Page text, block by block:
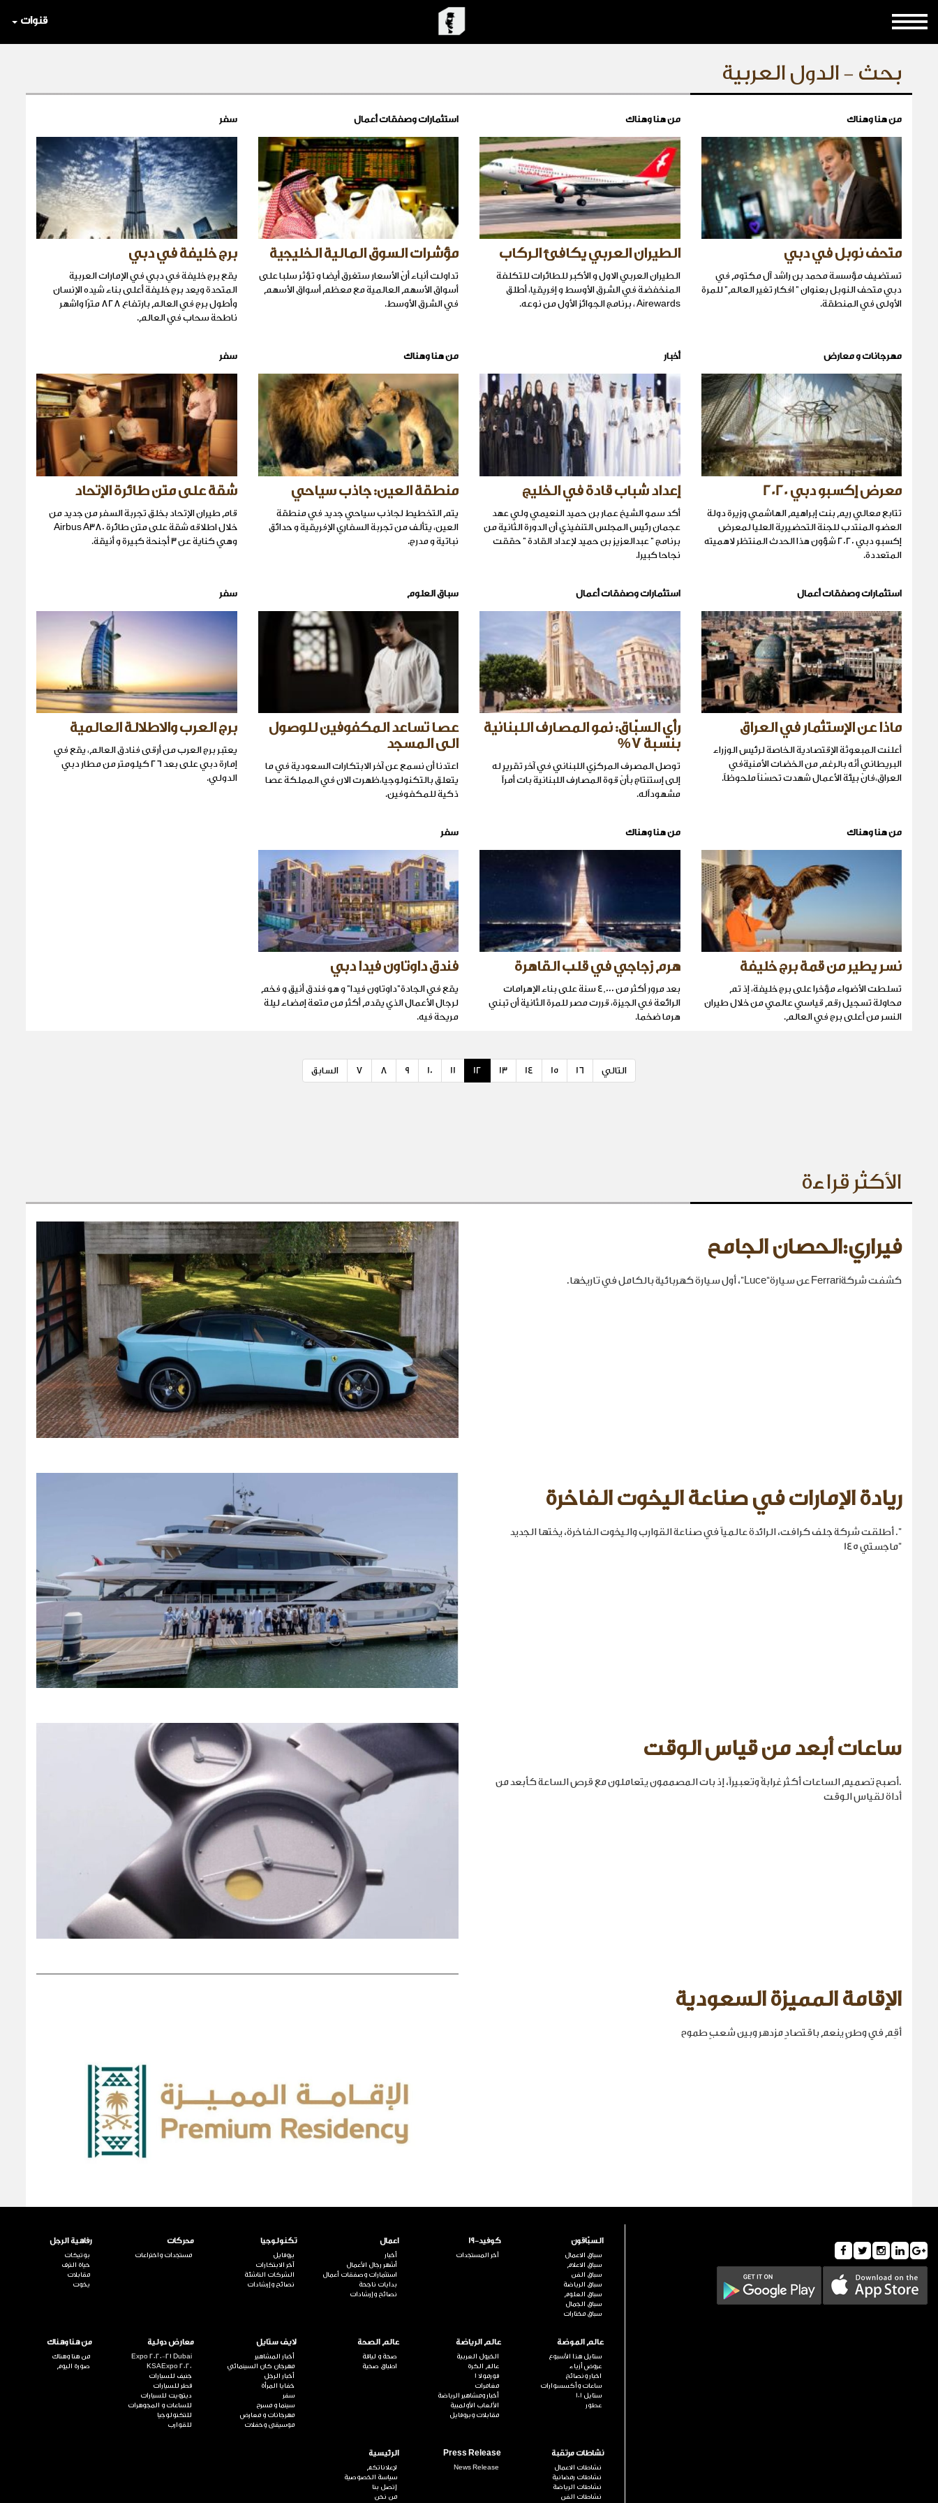
قنوات
بحث - الدول العربية
من هنا وهناك
متحف نوبل في دبي
تستضيف مؤسسة محمد بن راشد آل مكتوم في
دبي متحف النوبل بعنوان " افكار تغير العالم" للمرة
الأولى في المنطقة.
من هنا وهناك
الطيران العربي يكافئ الركاب
الطيران العربي الاول و الأكبر للطائرات للتكلفة
المنخفضة في الشرق الأوسط و إفريقيا، أطلق
Airewards ، برنامج الجوائز الأول من نوعه.
استثمارات وصفقات أعمال
مؤشرات السوق المالية الخليجية
تداولت أنباء أنّ الأسعار ستغرق أيضا و تؤثر سلبا على
أسواق الأسهم العالمية مع معظم أسواق الأسهم
في الشرق الأوسط.
سفر
برج خليفة في دبي
يقع برج خليفة في دبي في الإمارات العربية
المتحدة ويعد برج خليفة أعلى بناء شيده الإنسان
وأطول برج في العالم بارتفاع 828 مترًا واشهر
ناطحة سحاب في العالم.
مهرجانات و معارض
معرض إكسبو دبي 2020
تتابع معالي ريم بنت إبراهيم الهاشمي وزيرة دولة
العضو المنتدب للجنة التحضيرية العليا لمعرض
إكسبو دبي 2020 شؤون هذا الحدث المنتظر لاهميته
المتعددة.
أخبار
إعداد شباب قادة في الخليج
أكد سمو الشيخ عمار بن حميد النعيمي ولي عهد
عجمان رئيس المجلس التنفيذي أن الدورة الثانية من
برنامج " عبدالعزيز بن حميد لإعداد القادة " حققت
نجاحا كبيرا.
من هنا وهناك
منطقة العين: جاذب سياحي
يتم التخطيط لجاذب سياحي جديد في منطقة
العين، يتألف من تجربة السفاري الإفريقية و حدائق
نباتية و مدرج.
سفر
شقة على متن طائرة الإتحاد
قام طيران الإتحاد بخلق تجربة السفر من جديد من
خلال اطلاقه شقة على متن طائرة Airbus A380
وهي كناية عن 3 أجنحة كبيرة و أنيقة.
استثمارات وصفقات أعمال
ماذا عن الإستثمار في العراق
أعلنت المبعوثة الإقتصادية الخاصة لرئيس الوزراء
البريطاني أنّه بالرغم من الخضات الأمنيةفي
العراق،فانّ بيئة الأعمال شهدت تحسّناً ملحوظاً.
استثمارات وصفقات أعمال
رأي السبّاق: نمو المصارف اللبنانية
بنسبة 7%
توصل المصرف المركزي اللبناني في آخر تقريرٍ له
إلى إستنتاج بأنّ قوة المصارف اللبنانية بات أمراً
مشهوداًله.
سباق العلوم
عصا تساعد المكفوفين للوصول
الى المسجد
اعتدنا أن نسمع عن آخر الابتكارات السعودية في ما
يتعلق بالتكنولوجيا،ظهرت الان في المملكة عصا
ذكية للمكفوفين.
سفر
برج العرب والاطلالة العالمية
يعتبر برج العرب من أرقى فنادق العالم، يقع في
إمارة دبي على بعد 26 كيلومتر من مطار دبي
الدولي.
من هنا وهناك
نسر يطير من قمة برج خليفة
تسلطت الأضواء مؤخرا على برج خليفة، إذ تم
محاولة تسجيل رقم قياسي عالمي من خلال طيران
النسر من أعلى برج في العالم.
من هنا وهناك
هرم زجاجي في قلب القاهرة
بعد مرور أكثر من 4,000 سنة على بناء الإهرامات
الرائعة في الجيزة، قررت مصر للمرة الثانية أن تبني
هرما ضخما.
سفر
فندق داوتاون فيدا دبي
يقع في الجادة"داوتاون فيدا" و هو فندق أنيق و فخم
لرجال الأعمال الذي يقدم أكثر من متعة إمضاء ليلة
مريحة فيه.
السابق 7 8 9 10 11 12 13 14 15 16 التالي
الأكثر قراءة
فيراري:الحصان الجامح
كشفت شركةFerrari عن سيارة“Luce”، أول سيارة كهربائية بالكامل في تاريخها.
ريادة الإمارات في صناعة اليخوت الفاخرة
". أطلقت شركة جلف كرافت، الرائدة عالمياً في صناعة القوارب واليخوت الفاخرة، يختها الجديد
"ماجستي 145
ساعات أبعد من قياس الوقت
.أصبح تصميم الساعات أكثر غرابةً وتعبيراً، إذ بات المصممون يتعاملون مع قرص الساعة كأبعد من
أداة لقياس الوقت
الإقامة المميزة السعودية
أقِم في وطنٍ ينعم باقتصادٍ مزدهر وبين شعبٍ طموح
السبّاقون
سباق الاعمال
سباق الاعلام
سباق الفن
سباق الرياضة
سباق العلوم
سباق الجمال
سباق مختارات
كوفيد-19
آخر المستجدات
اعمال
أخبار
أشهر رجال الأعمال
استثمارات وصفقات أعمال
بدايات ناجحة
نصائح وإرشادات
تكنولوجيا
بروفايل
آخر الابتكارات
الشركات الناشئة
نصائح وإرشادات
محركات
مستجدات واختراعات
رفاهية الرجل
بوتيكات
حياة الترف
مقابلات
يخوت
عالم الموضة
ستايل هذا الأسبوع
عروض أزياء
اخبار ونصائح
ساعات وأكسسوارات
ستايل 101
عطور
عالم الرياضة
الخيول العربية
عالم الكرة
فورمولا 1
مغامرات
أخبار ومشاهير الرياضة
الألعاب الأولمبية
مقابلات وبروفايل
عالم الصحة
صحة و لياقة
اطباق صحية
لايف ستايل
أخبار المشاهير
مهرجان كان السينمائي
أخبار الرجل
خفايا المرأة
سفر
سينما و مسرح
مهرجانات و معارض
موسيقى وحفلات
معارض دولية
Expo 2020-21 Dubai
KSAExpo 2020
جنيف للسيارات
قطر للسيارات
ديترويت للسيارات
للساعات و المجوهرات
للتكنولوجيا
للقوارب
من هنا وهناك
من هنا وهناك
صورة اليوم
نشاطات مرتقبة
نشاطات الاعمال
نشاطات رمضانية
نشاطات الرياضة
نشاطات الفن
Press Release
News Release
الرئيسية
لإعلاناتكم
سياسة الخصوصية
إتصل بنا
من نحن